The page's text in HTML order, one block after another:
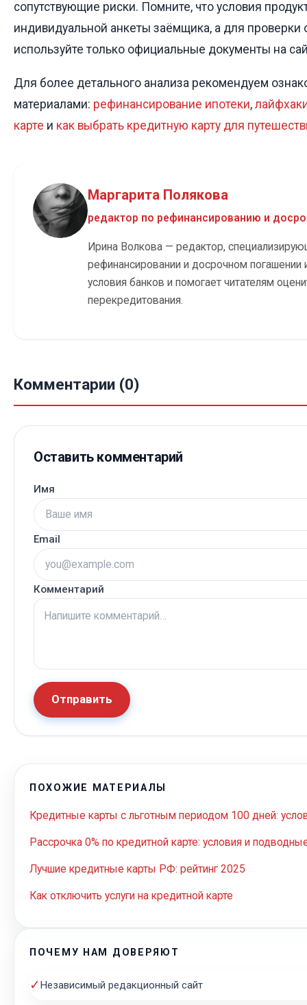
сопутствующие риски. Помните, что условия
индивидуальной анкеты заёмщика, а для проверки
используйте только официальные документы на
Для более детального анализа рекомендуем
материалами: рефинансирование ипотеки,
карте и как выбрать кредитную карту для
Маргарита Полякова
редактор по рефинансированию и
Ирина Волкова — редактор,
рефинансировании и досрочном погашении
условия банков и помогает читателям
перекредитования.
Комментарии (0)
Оставить комментарий
Имя
Email
Комментарий
Отправить
ПОХОЖИЕ МАТЕРИАЛЫ
Кредитные карты с льготным периодом 100 дней:
Рассрочка 0% по кредитной карте: условия и
Лучшие кредитные карты РФ: рейтинг 2025
Как отключить услуги на кредитной карте
ПОЧЕМУ НАМ ДОВЕРЯЮТ
✓Независимый редакционный сайт